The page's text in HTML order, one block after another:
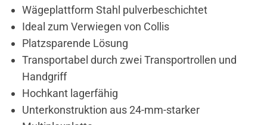
Wägeplattform Stahl pulverbeschichtet
Ideal zum Verwiegen von Collis
Platzsparende Lösung
Transportabel durch zwei Transportrollen und
Handgriff
Hochkant lagerfähig
Unterkonstruktion aus 24-mm-starker